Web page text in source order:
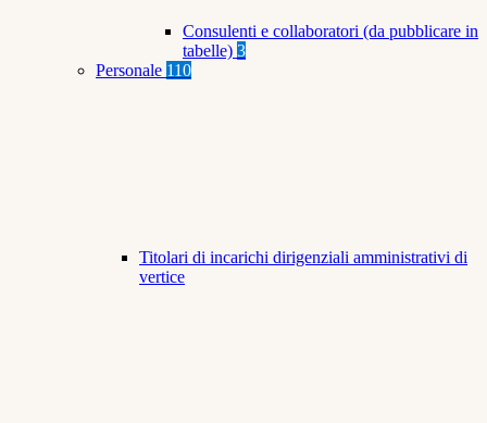
Consulenti e collaboratori (da pubblicare in
tabelle) 3
Personale 110
Titolari di incarichi dirigenziali amministrativi di
vertice